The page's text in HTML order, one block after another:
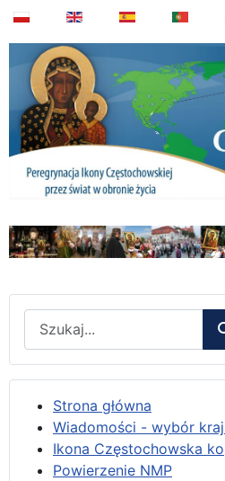
Strona główna
Wiadomości - wybór
Ikona Częstochowska
Powierzenie NMP